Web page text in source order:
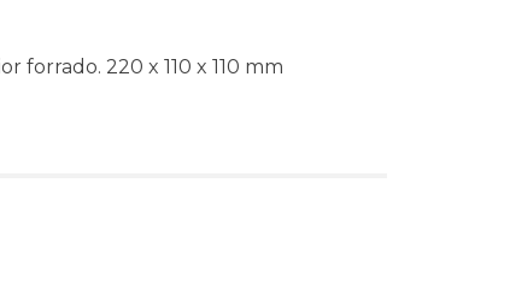
forrado. 220 x 110 x 110 mm